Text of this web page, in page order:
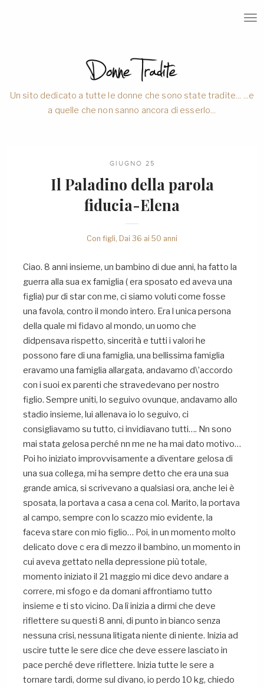
T
V
Un sito dedicato a tutte le donne che sono state tradite... ...e
a quelle che non sanno ancora di esserlo...
GIUGNO 25
Il Paladino della parola
fiducia-Elena
Con figli, Dai 36 ai 50 anni
Ciao. 8 anni insieme, un bambino di due anni, ha fatto la
guerra alla sua ex famiglia ( era sposato ed aveva una
figlia) pur di star con me, ci siamo voluti come fosse
una favola, contro il mondo intero. Era l unica persona
della quale mi fidavo al mondo, un uomo che
didpensava rispetto, sincerità e tutti i valori he
possono fare di una famiglia, una bellissima famiglia
eravamo una famiglia allargata, andavamo d\’accordo
con i suoi ex parenti che stravedevano per nostro
figlio. Sempre uniti, lo seguivo ovunque, andavamo allo
stadio insieme, lui allenava io lo seguivo, ci
consigliavamo su tutto, ci invidiavano tutti…. Nn sono
mai stata gelosa perché nn me ne ha mai dato motivo…
Poi ho iniziato improvvisamente a diventare gelosa di
una sua collega, mi ha sempre detto che era una sua
grande amica, si scrivevano a qualsiasi ora, anche lei è
sposata, la portava a casa a cena col. Marito, la portava
al campo, sempre con lo scazzo mio evidente, la
faceva stare con mio figlio… Poi, in un momento molto
delicato dove c era di mezzo il bambino, un momento in
cui aveva gettato nella depressione più totale,
momento iniziato il 21 maggio mi dice devo andare a
correre, mi sfogo e da domani affrontiamo tutto
insieme e ti sto vicino. Da lì inizia a dirmi che deve
riflettere su questi 8 anni, di punto in bianco senza
nessuna crisi, nessuna litigata niente di niente. Inizia ad
uscire tutte le sere dice che deve essere lasciato in
pace perché deve riflettere. Inizia tutte le sere a
tornare tardi, dorme sul divano, io perdo 10 kg, chiedo